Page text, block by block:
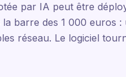
par IA peut être
barre des 1 000
réseau. Le logiciel